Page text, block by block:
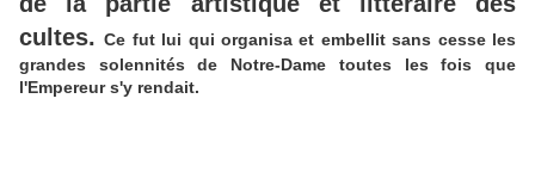
cultes.Ce fut lui qui organisa et embellit sans cesse les
grandes solennités de Notre-Dame toutes les fois que
l'Empereur s'y rendait.